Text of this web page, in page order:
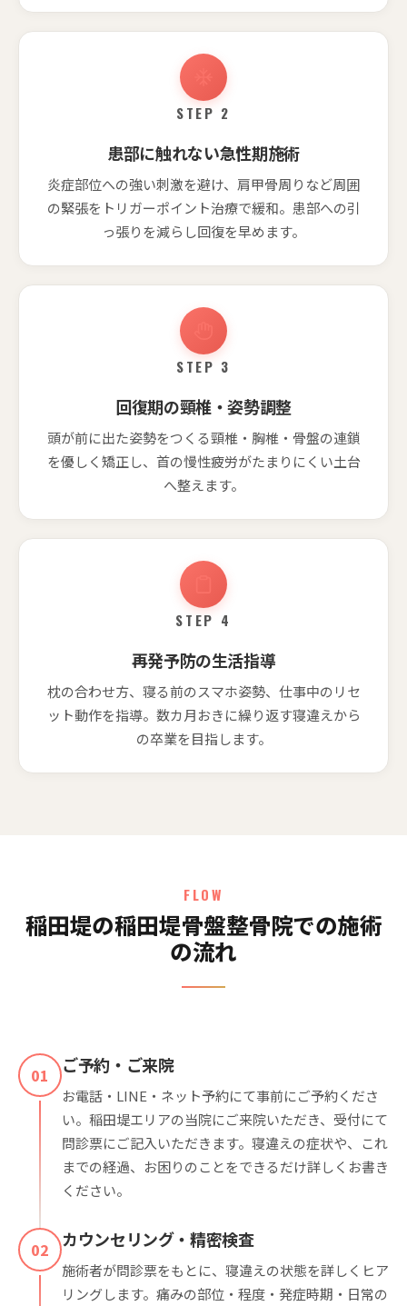
STEP 2
患部に触れない急性期施術
炎症部位への強い刺激を避け、肩甲骨周りなど周囲
の緊張をトリガーポイント治療で緩和。患部への引
っ張りを減らし回復を早めます。
STEP 3
回復期の頸椎・姿勢調整
頭が前に出た姿勢をつくる頸椎・胸椎・骨盤の連鎖
を優しく矯正し、首の慢性疲労がたまりにくい土台
へ整えます。
STEP 4
再発予防の生活指導
枕の合わせ方、寝る前のスマホ姿勢、仕事中のリセ
ット動作を指導。数カ月おきに繰り返す寝違えから
の卒業を目指します。
FLOW
稲田堤の稲田堤骨盤整骨院での施術
の流れ
01 ご予約・ご来院
お電話・LINE・ネット予約にて事前にご予約くださ
い。稲田堤エリアの当院にご来院いただき、受付にて
問診票にご記入いただきます。寝違えの症状や、これ
までの経過、お困りのことをできるだけ詳しくお書き
ください。
02 カウンセリング・精密検査
施術者が問診票をもとに、寝違えの状態を詳しくヒア
リングします。痛みの部位・程度・発症時期・日常の